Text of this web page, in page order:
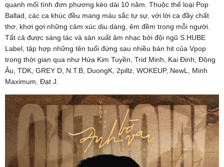
quanh mối tình đơn phương kéo dài 10 năm. Thuộc thể loại Pop
Ballad, các ca khúc đều mang màu sắc tự sự, với lời ca đầy chất
thơ, khơi gợi những cảm xúc dịu dàng, êm đềm trong mỗi người.
Tất cả được sáng tác và sản xuất âm nhạc bởi đội ngũ S.HUBE
Label, tập hợp những tên tuổi đứng sau nhiều bản hit của Vpop
trong thời gian qua như Hứa Kim Tuyền, Trid Minh, Kai Đinh, Đông
Âu, TDK, GREY D, N.T.B, DuongK, 2pillz, WOKEUP, NewL, Minh
Maximum, Đạt J.